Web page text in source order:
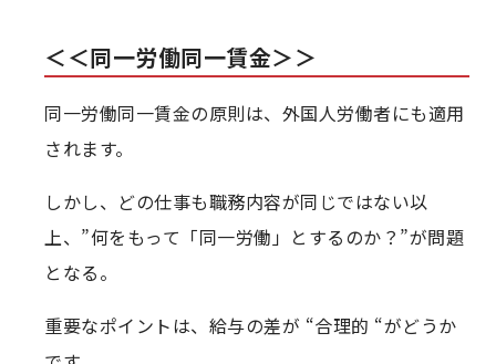
＜＜同一労働同一賃金＞＞
同一労働同一賃金の原則は、外国人労働者にも適用
されます。
しかし、どの仕事も職務内容が同じではない以
上、”何をもって「同一労働」とするのか？”が問題
となる。
重要なポイントは、給与の差が “合理的 “がどうか